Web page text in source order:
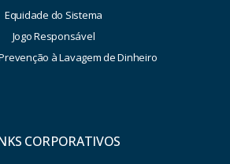
Equidade do Sistema
Jogo Responsável
à Lavagem de Dinheiro
CORPORATIVOS